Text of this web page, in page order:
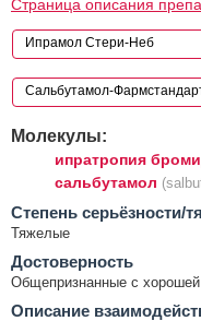
Страница описания
Молекулы:
ипратропия
сальбутамол
Cтепень серьёзности/
Тяжелые
Достоверность
Общепризнанные с хорошей
Описание